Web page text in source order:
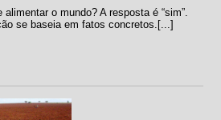
o mundo? A resposta é “sim”.
se baseia em fatos concretos.[...]